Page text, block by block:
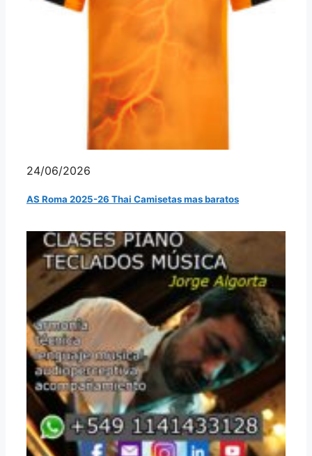
24/06/2026
AS Roma 2025-26 Thai Camisetas mas baratos